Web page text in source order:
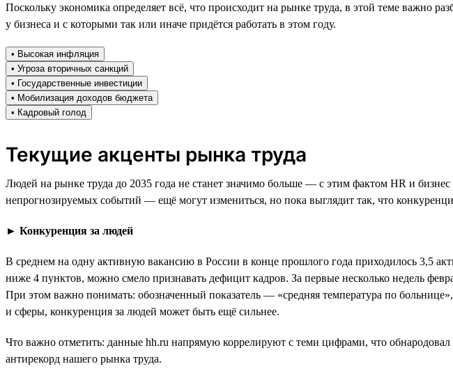
Поскольку экономика определяет всё, что происходит на рынке труда, в этой теме важно
у бизнеса и с которыми так или иначе придётся работать в этом году.
• Высокая инфляция
• Угроза вторичных санкций
• Государственные инвестиции
• Мобилизация доходов бюджета
• Кадровый голод
Текущие акценты рынка труда
Людей на рынке труда до 2035 года не станет значимо больше — с этим фактом HR и
непрогнозируемых событий — ещё могут измениться, но пока выглядит так, что
► Конкуренция за людей
В среднем на одну активную вакансию в России в конце прошлого года приходилось 3,5
ниже 4 пунктов, можно смело признавать дефицит кадров. За первые несколько недель
При этом важно понимать: обозначенный показатель — «средняя температура по
и сферы, конкуренция за людей может быть ещё сильнее.
Что важно отметить: данные hh.ru напрямую коррелируют с теми цифрами, что
антирекорд нашего рынка труда.